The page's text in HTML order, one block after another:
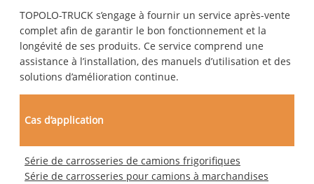
TOPOLO-TRUCK s’engage à fournir un service après-vente
complet afin de garantir le bon fonctionnement et la
longévité de ses produits. Ce service comprend une
assistance à l’installation, des manuels d’utilisation et des
solutions d’amélioration continue.
Cas d’application
Série de carrosseries de camions frigorifiques
Série de carrosseries pour camions à marchandises